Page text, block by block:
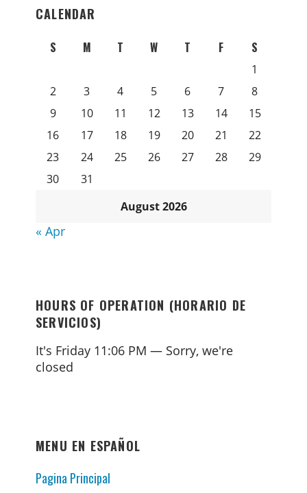
CALENDAR
August 2026
S M T W T F S
1
2
3 4 5 6 7
8
9
10 11 12 13 14
15
16
17 18 19 20 21
22
23
24 25 26 27 28
29
30
31
« Apr
HOURS OF OPERATION (HORARIO DE
SERVICIOS)
It's Friday 11:06 PM — Sorry, we're
closed
MENU EN ESPAÑOL
Pagina Principal